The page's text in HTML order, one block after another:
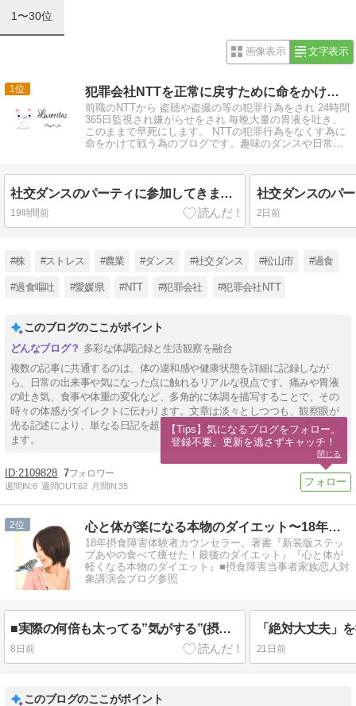
1〜30位
画像表示 文字表示
1 犯罪会社NTTを正常に戻すために命をかけて戦う
前職のNTTから 盗聴や盗撮の等の犯罪行為をされ 24時間
365日監視され嫌がらせをされ 毎晩大量の胃液を吐き、
このままで早死にします。 NTTの犯罪行為をなくす為に
命をかけて戦う為のブログです。趣味のダンスや日常の
社交ダンスのパーティに参加してきました
19時間前 2日前
#株 #ストレス #農業 #ダンス #社交ダンス #松山市 #過食
#過食嘔吐 #愛媛県 #NTT #犯罪会社 #犯罪会社NTT
このブログのここがポイント
多彩な体調記録と生活観察を融合
複数の記事に共通するのは、体の違和感や健康状態を詳細に記録しなが
ら、日常の出来事や気になった点に触れるリアルな視点です。痛みや胃液
の吐き気、食事や体重の変化など、多角的に体調を描写することで、その
時々の体感がダイレクトに伝わります。文章は淡々としつつも、観察眼が
光る記述により、単なる日記を超えた生活者の生々しい姿が浮かび上がり
ます。
2109828 7
週間IN:8 週間OUT:62 月間IN:35
2 心と体が楽になる本物のダイエット〜18年の摂食障害を越えて
18年摂食障害体験者カウンセラー。著書『新装版ステッ
プあやの食べて痩せた！最後のダイエット』『心と体が
軽くなる本物のダイエット』■摂食障害当事者家族恋人対
象講演会ブログ参照
■実際の何倍も太ってる”気がする”(摂食症・ボディイメージの歪みの治り方）
8日前 21日前
このブログのここがポイント
【Tips】気になるブログをフォロー。
登録不要。更新を逃さずキャッチ！
閉じる